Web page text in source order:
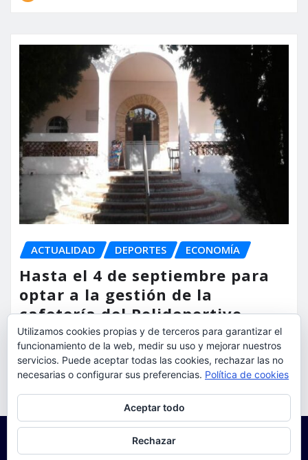
ACTUALIDAD DEPORTES ECONOMÍA
Hasta el 4 de septiembre para
optar a la gestión de la
cafetería del Polideportivo
Anabel Medina de Torrent
torrent al dia Ago 6, 2026
Utilizamos cookies propias y de terceros para garantizar el
funcionamiento de la web, medir su uso y mejorar nuestros
servicios. Puede aceptar todas las cookies, rechazar las no
necesarias o configurar sus preferencias. Política de cookies
Aceptar todo
Rechazar
Para obtener más información, incluido cómo gestionar las cookies,